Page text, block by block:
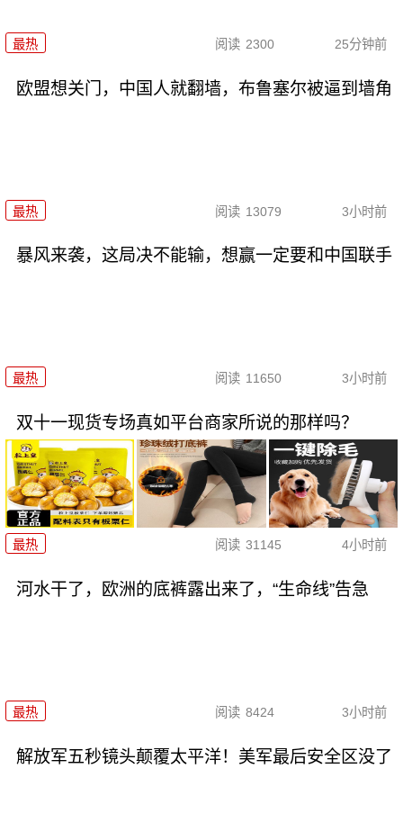
最热 阅读 2300 25分钟前
欧盟想关门，中国人就翻墙，布鲁塞尔被逼到墙角
最热 阅读 13079 3小时前
暴风来袭，这局决不能输，想赢一定要和中国联手
最热 阅读 11650 3小时前
双十一现货专场真如平台商家所说的那样吗？
最热 阅读 31145 4小时前
河水干了，欧洲的底裤露出来了，“生命线”告急
最热 阅读 8424 3小时前
解放军五秒镜头颠覆太平洋！美军最后安全区没了